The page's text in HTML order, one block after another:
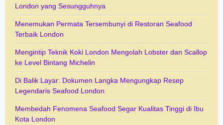
London yang Sesungguhnya
Menemukan Permata Tersembunyi di Restoran Seafood
Terbaik London
Mengintip Teknik Koki London Mengolah Lobster dan Scallop
ke Level Bintang Michelin
Di Balik Layar: Dokumen Langka Mengungkap Resep
Legendaris Seafood London
Membedah Fenomena Seafood Segar Kualitas Tinggi di Ibu
Kota London